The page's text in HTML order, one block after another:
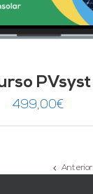
PVsyst
499,00€
Anterior